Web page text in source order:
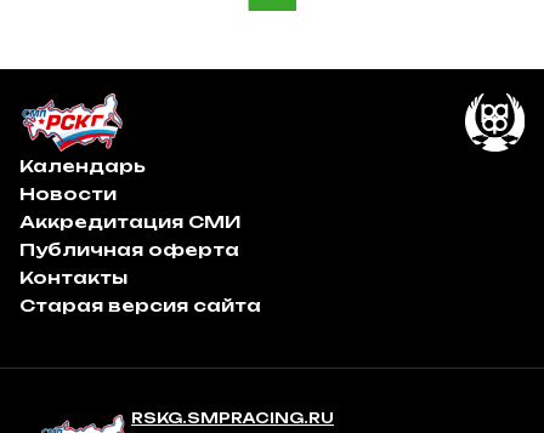
Календарь
Новости
Аккредитация СМИ
Публичная оферта
Контакты
Старая версия сайта
RSKG.SMPRACING.RU